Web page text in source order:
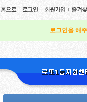
로그인을 해